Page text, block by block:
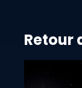
Retour